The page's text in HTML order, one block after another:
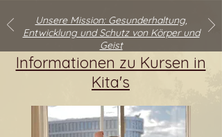
Unsere Mission: Gesunderhaltung,
Entwicklung und Schutz von Körper und
Geist
Informationen zu Kursen in
Kita's